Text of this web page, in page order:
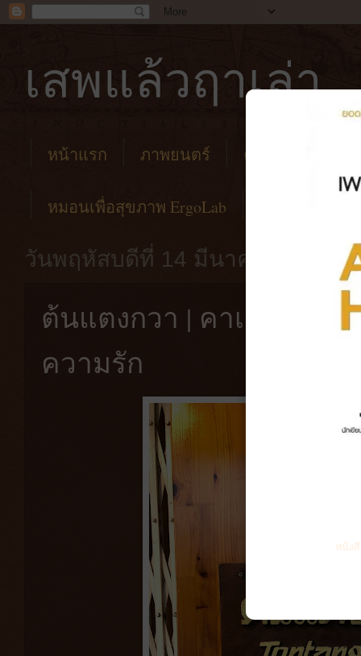
เสพแล้วฤาเล่า
หน้าแรก ภาพยนตร์ คาเฟ่
หมอนเพื่อสุขภาพ ErgoLab
วันพฤหัสบดีที่ 14 มีนาคม พ.ศ.
ต้นแตงกวา | คาเฟ่ไอศค
ความรัก
หนัง